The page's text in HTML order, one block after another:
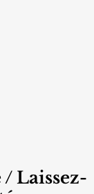
Laissez-